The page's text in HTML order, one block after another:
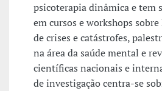
psicoterapia dinâmica e tem
em cursos e workshops sobre
de crises e catástrofes,
na área da saúde mental e
científicas nacionais e
de investigação centra-se